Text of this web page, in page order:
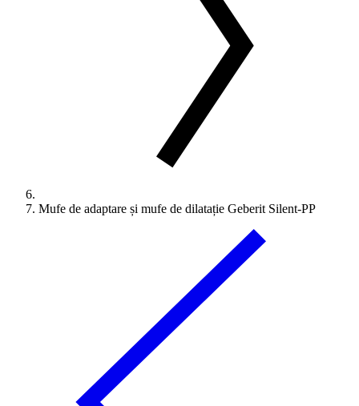
Mufe de adaptare și mufe de dilatație Geberit Silent-PP